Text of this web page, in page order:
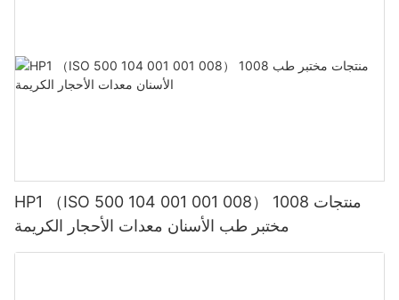
HP1 （ISO 500 104 001 001 008） 1008 منتجات
مختبر طب الأسنان معدات الأحجار الكريمة